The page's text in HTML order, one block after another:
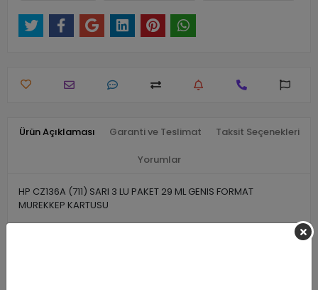
Ürün Açıklaması Garanti ve Teslimat Taksit Seçenekleri
Yorumlar
HP CZ136A (711) SARI 3 LU PAKET 29 ML GENIS FORMAT
MUREKKEP KARTUSU